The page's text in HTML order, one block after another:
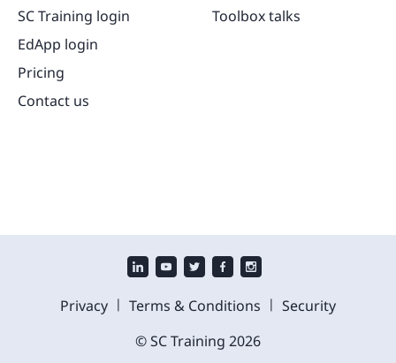
SC Training login
EdApp login
Pricing
Contact us
Toolbox talks
Privacy | Terms & Conditions | Security
© SC Training 2026